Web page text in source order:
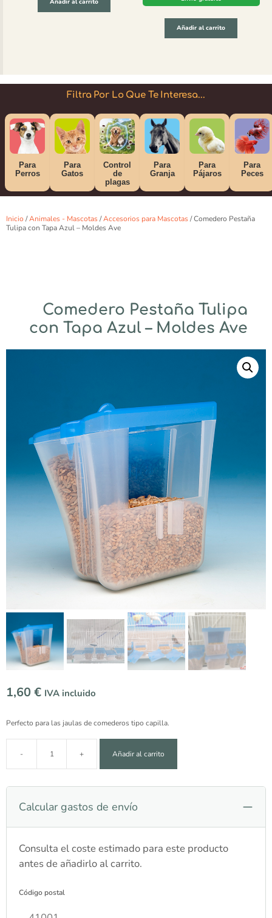
Añadir al carrito
Añadir al carrito
Filtra Por Lo Que Te Interesa...
Para
Perros
Para
Gatos
Control
de
plagas
Para
Granja
Para
Pájaros
Para
Peces
Inicio /Animales - Mascotas/Accesorios para Mascotas/ Comedero Pestaña
Tulipa con Tapa Azul – Moldes Ave
Comedero Pestaña Tulipa
con Tapa Azul – Moldes Ave
1,60 € IVA incluido
Perfecto para las jaulas de comederos tipo capilla.
- Comedero Pestaña Tulipa con Tapa Azul – Moldes
+ Añadir al carrito
Calcular gastos de envío
Consulta el coste estimado para este producto
antes de añadirlo al carrito.
Código postal